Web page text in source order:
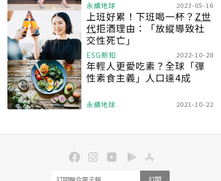
永續地球 2023-05-16
上班好累！下班喝一杯？ Z世
代拒酒理由：「放縱導致社
交性死亡」
ESG新知 2022-10-28
年輕人更愛吃素？全球「彈
性素食主義」人口達4成
永續地球 2021-10-22